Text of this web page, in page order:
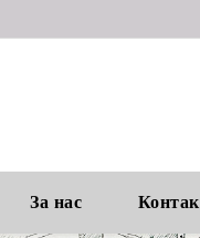
За нас